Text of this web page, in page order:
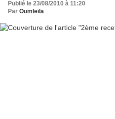
Publié le 23/08/2010 à 11:20
Par Oumleïla